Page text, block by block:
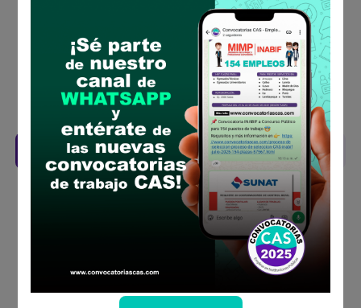
Prepara tu documentación y presentalo en
la fechas y por los medios que indica las
bases
Revisar el cronograma para conocer cuando
se publicará los resultados
Descarga aquí las Bases